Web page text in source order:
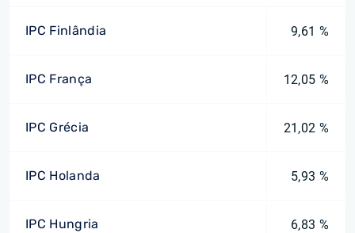
IPC Finlândia 9,61 %
IPC França 12,05 %
IPC Grécia 21,02 %
IPC Holanda 5,93 %
IPC Hungria 6,83 %